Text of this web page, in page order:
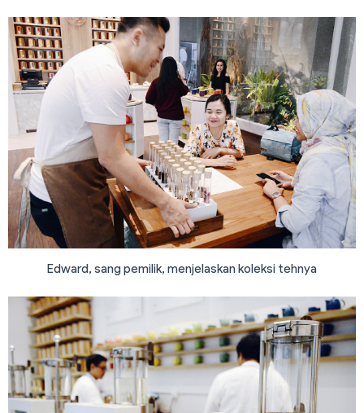
Edward, sang pemilik, menjelaskan koleksi tehnya